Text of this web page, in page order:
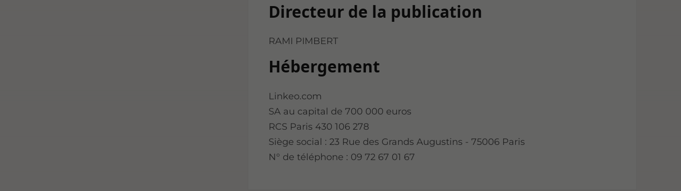
Directeur de la publication
RAMI PIMBERT
Hébergement
Linkeo.com
SA au capital de 700 000 euros
RCS Paris 430 106 278
Siège social : 23 Rue des Grands Augustins - 75006 Paris
N° de téléphone : 09 72 67 01 67